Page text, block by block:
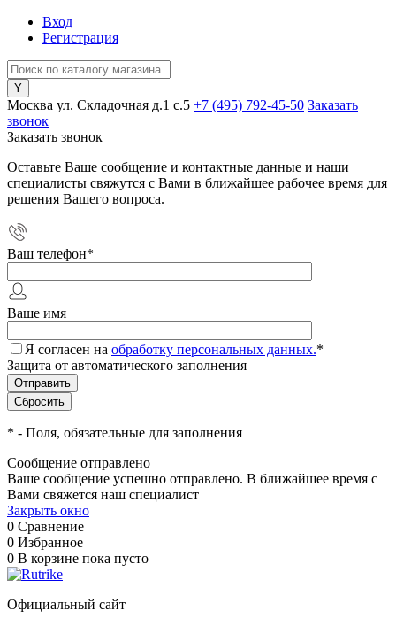
Вход
Регистрация
Москва ул. Складочная д.1 c.5 +7 (495) 792-45-50 Заказать
звонок
Заказать звонок
Оставьте Ваше сообщение и контактные данные и наши
специалисты свяжутся с Вами в ближайшее рабочее время для
решения Вашего вопроса.
Ваш телефон*
Ваше имя
Я согласен на обработку персональных данных.*
Защита от автоматического заполнения
* - Поля, обязательные для заполнения
Сообщение отправлено
Ваше сообщение успешно отправлено. В ближайшее время с
Вами свяжется наш специалист
Закрыть окно
0 Сравнение
0 Избранное
0 В корзине пока пусто
Официальный сайт